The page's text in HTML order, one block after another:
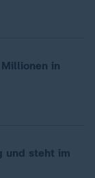
in
und steht im